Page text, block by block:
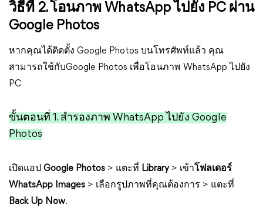
วิธีที่ 2. โอนภาพ WhatsApp ไปยัง PC ผ่าน
Google Photos
หากคุณได้ติดตั้ง Google Photos บนโทรศัพท์แล้ว คุณ
สามารถใช้กับGoogle Photos เพื่อโอนภาพ WhatsApp ไปยัง
PC
ขั้นตอนที่ 1. สำรองภาพ WhatsApp ไปยัง Google
Photos
เปิดแอป Google Photos > แตะที่ Library > เข้า โฟลเดอร์
WhatsApp Images > เลือกรูปภาพที่คุณต้องการ > แตะที่
Back Up Now.